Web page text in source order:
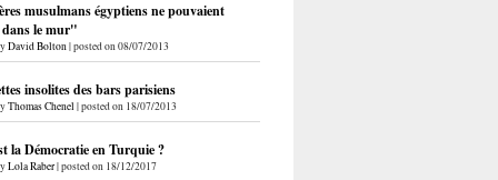
musulmans égyptiens ne pouvaient
dans le mur"
David Bolton|posted on 08/07/2013
insolites des bars parisiens
Thomas Chenel |posted on 18/07/2013
la Démocratie en Turquie ?
Lola Raber|posted on 18/12/2017